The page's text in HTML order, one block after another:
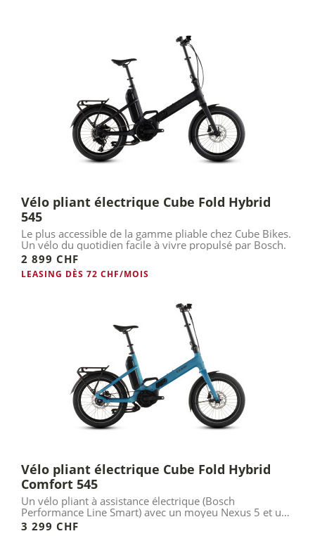
Vélo pliant électrique Cube Fold Hybrid
545
Le plus accessible de la gamme pliable chez Cube Bikes.
Un vélo du quotidien facile à vivre propulsé par Bosch.
2 899 CHF
LEASING DÈS 72 CHF/MOIS
Vélo pliant électrique Cube Fold Hybrid
Comfort 545
Un vélo pliant à assistance électrique (Bosch
Performance Line Smart) avec un moyeu Nexus 5 et une
courroie.
3 299 CHF